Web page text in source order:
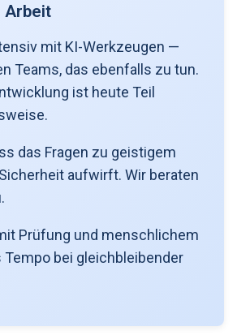
Arbeit
mit KI-Werkzeugen —
Teams, das ebenfalls zu tun.
ist heute Teil
das Fragen zu geistigem
aufwirft. Wir beraten
Prüfung und menschlichem
Tempo bei gleichbleibender